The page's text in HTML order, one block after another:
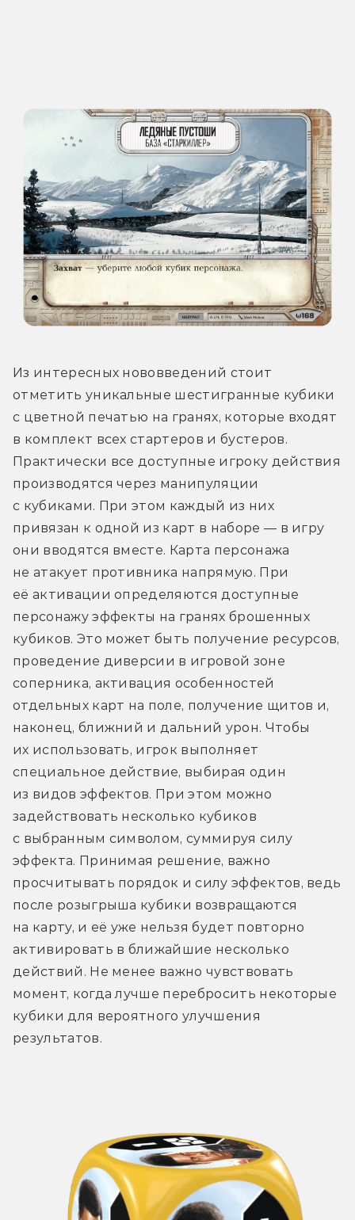
Из интересных нововведений стоит
отметить уникальные шестигранные кубики
с цветной печатью на гранях, которые входят
в комплект всех стартеров и бустеров.
Практически все доступные игроку действия
производятся через манипуляции
с кубиками. При этом каждый из них
привязан к одной из карт в наборе — в игру
они вводятся вместе. Карта персонажа
не атакует противника напрямую. При
её активации определяются доступные
персонажу эффекты на гранях брошенных
кубиков. Это может быть получение ресурсов,
проведение диверсии в игровой зоне
соперника, активация особенностей
отдельных карт на поле, получение щитов и,
наконец, ближний и дальний урон. Чтобы
их использовать, игрок выполняет
специальное действие, выбирая один
из видов эффектов. При этом можно
задействовать несколько кубиков
с выбранным символом, суммируя силу
эффекта. Принимая решение, важно
просчитывать порядок и силу эффектов, ведь
после розыгрыша кубики возвращаются
на карту, и её уже нельзя будет повторно
активировать в ближайшие несколько
действий. Не менее важно чувствовать
момент, когда лучше перебросить некоторые
кубики для вероятного улучшения
результатов.